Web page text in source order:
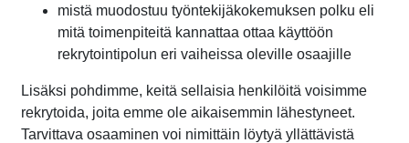
mistä muodostuu työntekijäkokemuksen polku eli
mitä toimenpiteitä kannattaa ottaa käyttöön
rekrytointipolun eri vaiheissa oleville osaajille
Lisäksi pohdimme, keitä sellaisia henkilöitä voisimme
rekrytoida, joita emme ole aikaisemmin lähestyneet.
Tarvittava osaaminen voi nimittäin löytyä yllättävistä